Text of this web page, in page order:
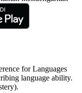
for Languages
language ability.